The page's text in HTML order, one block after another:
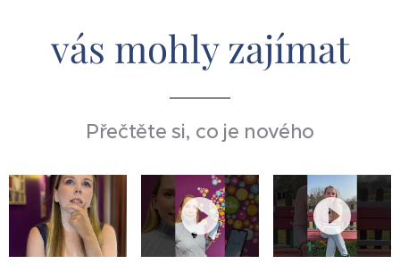
vás mohly zajímat
Přečtěte si, co je nového